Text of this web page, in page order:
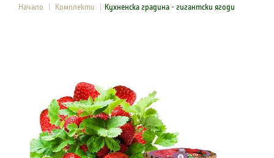
Начало
Комплекти Кухненска градина - гигантски ягоди